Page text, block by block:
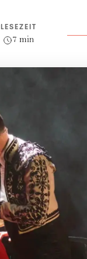
LESEZEIT
7 min